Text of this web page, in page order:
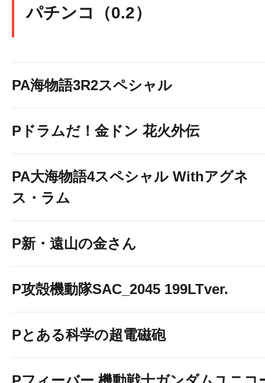
googleマップで確認
パチンコ（0.2）
PA海物語3R2スペシャル
Pドラムだ！金ドン 花火外伝
PA大海物語4スペシャル Withアグネ
ス・ラム
P新・遠山の金さん
P攻殻機動隊SAC_2045 199LTver.
Pとある科学の超電磁砲